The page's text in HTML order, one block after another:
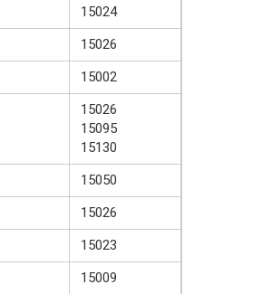
15024
15026
15002
15026
15095
15130
15050
15026
15023
15009